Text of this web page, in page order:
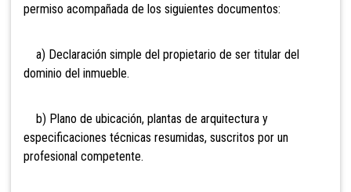
permiso acompañada de los siguientes documentos:
a) Declaración simple del propietario de ser titular del
dominio del inmueble.
b) Plano de ubicación, plantas de arquitectura y
especificaciones técnicas resumidas, suscritos por un
profesional competente.